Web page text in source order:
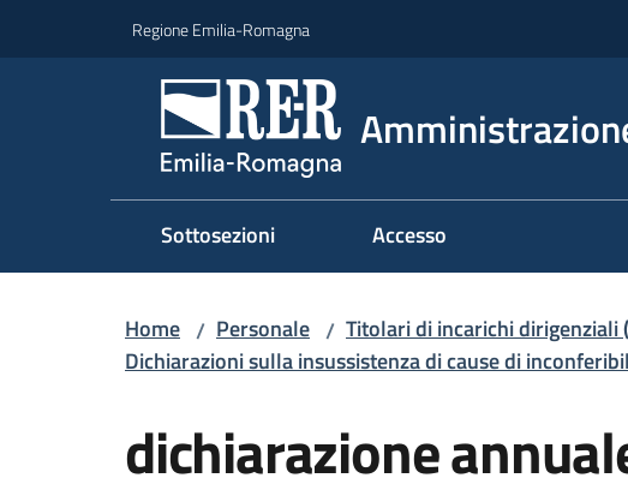
Regione Emilia-Romagna
Sottosezioni Accesso
Home / Personale / Titolari di incarichi dirigenziali
Dichiarazioni sulla insussistenza di cause di
dichiarazione